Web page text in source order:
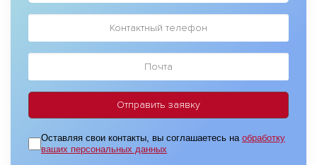
Оставляя свои контакты, вы соглашаетесь на обработку
ваших персональных данных